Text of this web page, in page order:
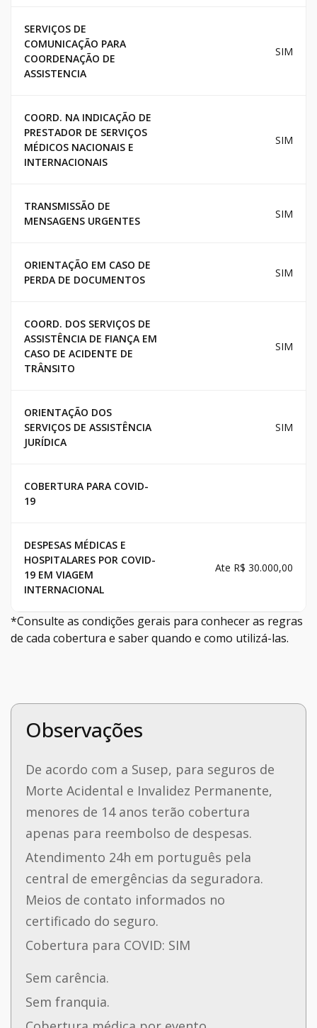
SERVIÇOS DE
COMUNICAÇÃO PARA
COORDENAÇÃO DE
ASSISTENCIA
SIM
COORD. NA INDICAÇÃO DE
PRESTADOR DE SERVIÇOS
MÉDICOS NACIONAIS E
INTERNACIONAIS
SIM
TRANSMISSÃO DE
MENSAGENS URGENTES
SIM
ORIENTAÇÃO EM CASO DE
PERDA DE DOCUMENTOS
SIM
COORD. DOS SERVIÇOS DE
ASSISTÊNCIA DE FIANÇA EM
CASO DE ACIDENTE DE
TRÂNSITO
SIM
ORIENTAÇÃO DOS
SERVIÇOS DE ASSISTÊNCIA
JURÍDICA
SIM
COBERTURA PARA COVID-
19
DESPESAS MÉDICAS E
HOSPITALARES POR COVID-
19 EM VIAGEM
INTERNACIONAL
Ate R$ 30.000,00
*Consulte as condições gerais para conhecer as regras
de cada cobertura e saber quando e como utilizá-las.
Observações
De acordo com a Susep, para seguros de
Morte Acidental e Invalidez Permanente,
menores de 14 anos terão cobertura
apenas para reembolso de despesas.
Atendimento 24h em português pela
central de emergências da seguradora.
Meios de contato informados no
certificado do seguro.
Cobertura para COVID: SIM
Sem carência.
Sem franquia.